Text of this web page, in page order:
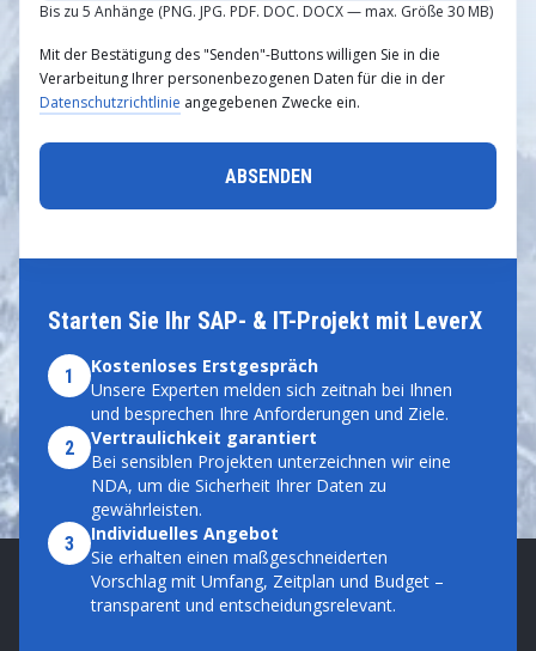
Starten Sie Ihr SAP- & IT-Projekt mit LeverX
1
Kostenloses Erstgespräch
Unsere Experten melden sich zeitnah bei Ihnen
und besprechen Ihre Anforderungen und Ziele.
2
Vertraulichkeit garantiert
Bei sensiblen Projekten unterzeichnen wir eine
NDA, um die Sicherheit Ihrer Daten zu
gewährleisten.
3
Individuelles Angebot
Sie erhalten einen maßgeschneiderten
Vorschlag mit Umfang, Zeitplan und Budget –
transparent und entscheidungsrelevant.
Bis zu 5 Anhänge (PNG. JPG. PDF. DOC. DOCX — max. Größe 30 MB)
Mit der Bestätigung des "Senden"-Buttons willigen Sie in die
Verarbeitung Ihrer personenbezogenen Daten für die in der
Datenschutzrichtlinie angegebenen Zwecke ein.